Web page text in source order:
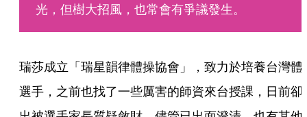
光，但樹大招風，也常會有爭議發生。
瑞莎成立「瑞星韻律體操協會」，致力於培養台灣體
選手，之前也找了一些厲害的師資來台授課，日前卻